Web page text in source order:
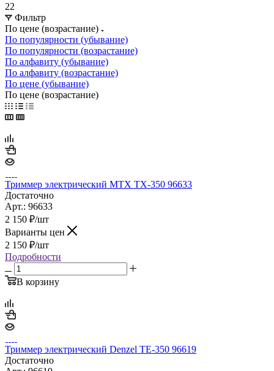
22
Фильтр
По цене (возрастание)
По популярности (убывание)
По популярности (возрастание)
По алфавиту (убывание)
По алфавиту (возрастание)
По цене (убывание)
По цене (возрастание)
Триммер электрический МТХ TХ-350 96633
Достаточно
Арт.: 96633
2 150 ₽/шт
Варианты цен
2 150 ₽/шт
Подробности
В корзину
Триммер электрический Denzel TE-350 96619
Достаточно